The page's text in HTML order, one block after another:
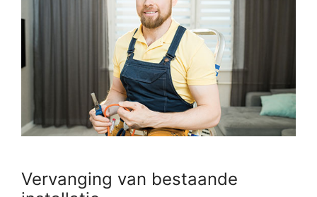
Vervanging van bestaande